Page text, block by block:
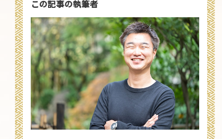
この記事の執筆者